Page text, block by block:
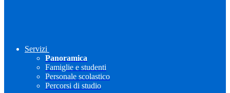
Servizi
Panoramica
Famiglie e studenti
Personale scolastico
Percorsi di studio